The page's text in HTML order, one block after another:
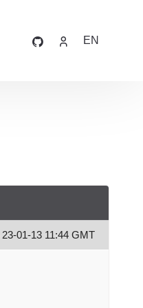
EN
23-01-13 11:44 GMT